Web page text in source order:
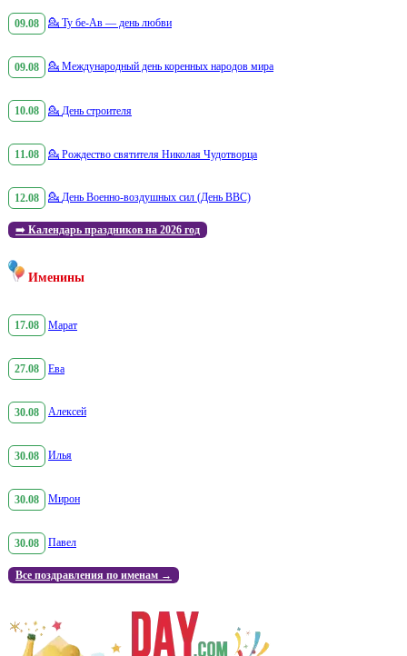
09.08 💁 Ту бе-Ав — день любви
09.08 💁 Международный день коренных народов мира
10.08 💁 День строителя
11.08 💁 Рождество святителя Николая Чудотворца
12.08 💁 День Военно-воздушных сил (День ВВС)
➡️ Календарь праздников на 2026 год
Именины
17.08 Марат
27.08 Ева
30.08 Алексей
30.08 Илья
30.08 Мирон
30.08 Павел
Все поздравления по именам →